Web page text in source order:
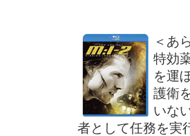
＜あ
特効
を運
護衛
いな
者として任務を実